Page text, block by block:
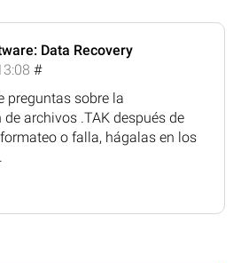
Data Recovery
#
preguntas sobre la
de archivos .TAK después de
o falla, hágalas en los